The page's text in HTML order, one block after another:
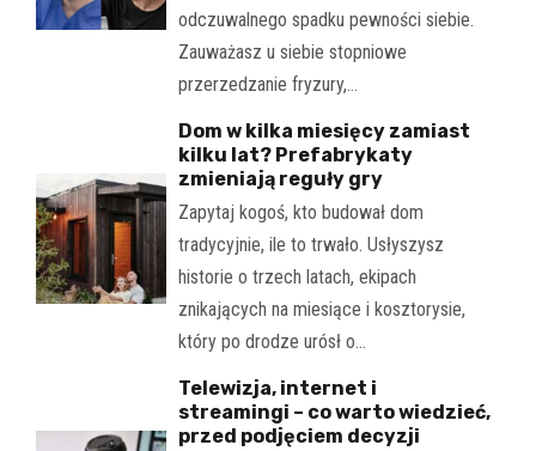
odczuwalnego spadku pewności siebie.
Zauważasz u siebie stopniowe
przerzedzanie fryzury,…
Dom w kilka miesięcy zamiast
kilku lat? Prefabrykaty
zmieniają reguły gry
Zapytaj kogoś, kto budował dom
tradycyjnie, ile to trwało. Usłyszysz
historie o trzech latach, ekipach
znikających na miesiące i kosztorysie,
który po drodze urósł o…
Telewizja, internet i
streamingi – co warto wiedzieć,
przed podjęciem decyzji